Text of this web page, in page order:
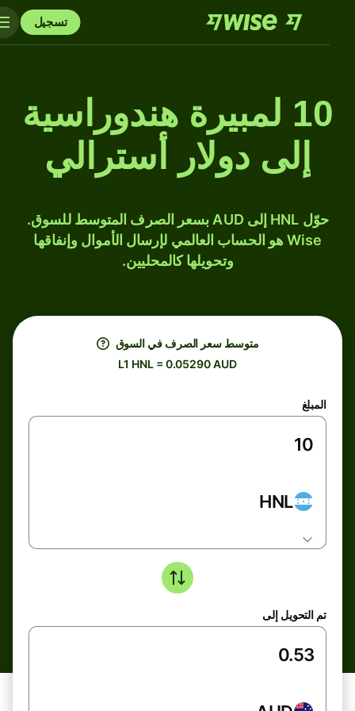
تسجيل
10 لمبيرة هندوراسية
إلى دولار أسترالي
حوّل HNL إلى AUD بسعر الصرف المتوسط للسوق.
Wise هو الحساب العالمي لإرسال الأموال وإنفاقها
وتحويلها كالمحليين.
متوسط ​​سعر الصرف في السوق
L1 HNL = 0.05290 AUD
المبلغ
HNL
تم التحويل إلى